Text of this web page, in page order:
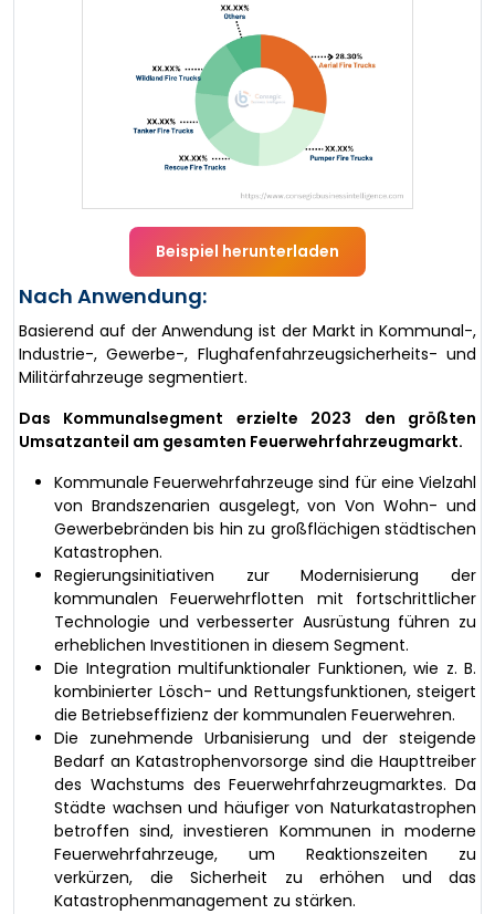
Beispiel herunterladen
Nach Anwendung:
Basierend auf der Anwendung ist der Markt in Kommunal-,
Industrie-, Gewerbe-, Flughafenfahrzeugsicherheits- und
Militärfahrzeuge segmentiert.
Das Kommunalsegment erzielte 2023 den größten
Umsatzanteil am gesamten Feuerwehrfahrzeugmarkt.
Kommunale Feuerwehrfahrzeuge sind für eine Vielzahl
von Brandszenarien ausgelegt, von Von Wohn- und
Gewerbebränden bis hin zu großflächigen städtischen
Katastrophen.
Regierungsinitiativen zur Modernisierung der
kommunalen Feuerwehrflotten mit fortschrittlicher
Technologie und verbesserter Ausrüstung führen zu
erheblichen Investitionen in diesem Segment.
Die Integration multifunktionaler Funktionen, wie z. B.
kombinierter Lösch- und Rettungsfunktionen, steigert
die Betriebseffizienz der kommunalen Feuerwehren.
Die zunehmende Urbanisierung und der steigende
Bedarf an Katastrophenvorsorge sind die Haupttreiber
des Wachstums des Feuerwehrfahrzeugmarktes. Da
Städte wachsen und häufiger von Naturkatastrophen
betroffen sind, investieren Kommunen in moderne
Feuerwehrfahrzeuge, um Reaktionszeiten zu
verkürzen, die Sicherheit zu erhöhen und das
Katastrophenmanagement zu stärken.